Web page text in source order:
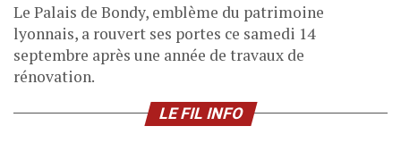
Le Palais de Bondy, emblème du patrimoine
lyonnais, a rouvert ses portes ce samedi 14
septembre après une année de travaux de
rénovation.
LE FIL INFO